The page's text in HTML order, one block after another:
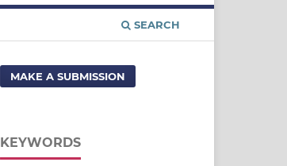
SEARCH
MAKE A SUBMISSION
KEYWORDS